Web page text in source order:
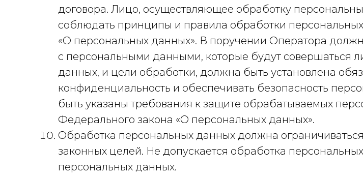
договора. Лицо, осуществляющее обработку
соблюдать принципы и правила обработки
«О персональных данных». В поручении Оператора
с персональными данными, которые будут совершаться
данных, и цели обработки, должна быть установлена
конфиденциальность и обеспечивать безопасность
быть указаны требования к защите обрабатываемых
Федерального закона «О персональных данных».
Обработка персональных данных должна
законных целей. Не допускается обработка
персональных данных.